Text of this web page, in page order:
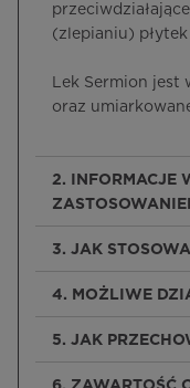
(zlepianiu)
Lek Sermion jest
oraz
2. INFORMACJE
3. JAK
4. MOŻLIWE
5. JAK